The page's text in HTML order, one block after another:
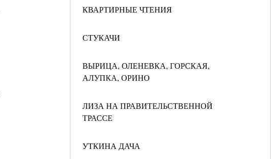
КВАРТИРНЫЕ ЧТЕНИЯ
СТУКАЧИ
ВЫРИЦА, ОЛЕНЕВКА, ГОРСКАЯ,
АЛУПКА, ОРИНО
ЛИЗА НА ПРАВИТЕЛЬСТВЕННОЙ
ТРАССЕ
УТКИНА ДАЧА